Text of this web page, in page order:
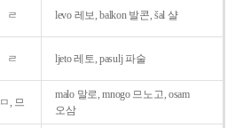
ㄹ levo 레보, balkon 발콘, šal 샬
ㄹ ljeto 레토, pasulj 파술
ㅁ, 므
malo 말로, mnogo 므노고, osam
오삼